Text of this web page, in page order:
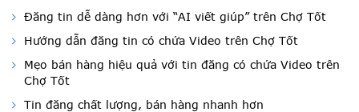
Đăng tin dễ dàng hơn với “AI viết giúp” trên Chợ Tốt
Hướng dẫn đăng tin có chứa Video trên Chợ Tốt
Mẹo bán hàng hiệu quả với tin đăng có chứa Video trên
Chợ Tốt
Tin đăng chất lượng, bán hàng nhanh hơn